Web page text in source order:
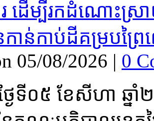
05/08/2026 | 0
ងៃទី០៥ ខែសីហា ឆ្